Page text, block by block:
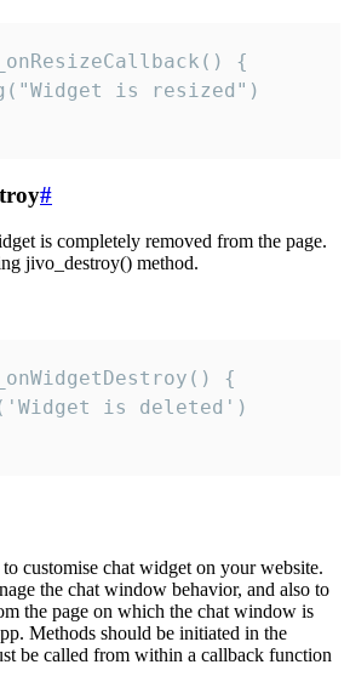
{
is resized")
#
is completely removed from the page.
jivo_destroy() method.
{
is deleted')
customise chat widget on your website.
the chat window behavior, and also to
the page on which the chat window is
Methods should be initiated in the
be called from within a callback function